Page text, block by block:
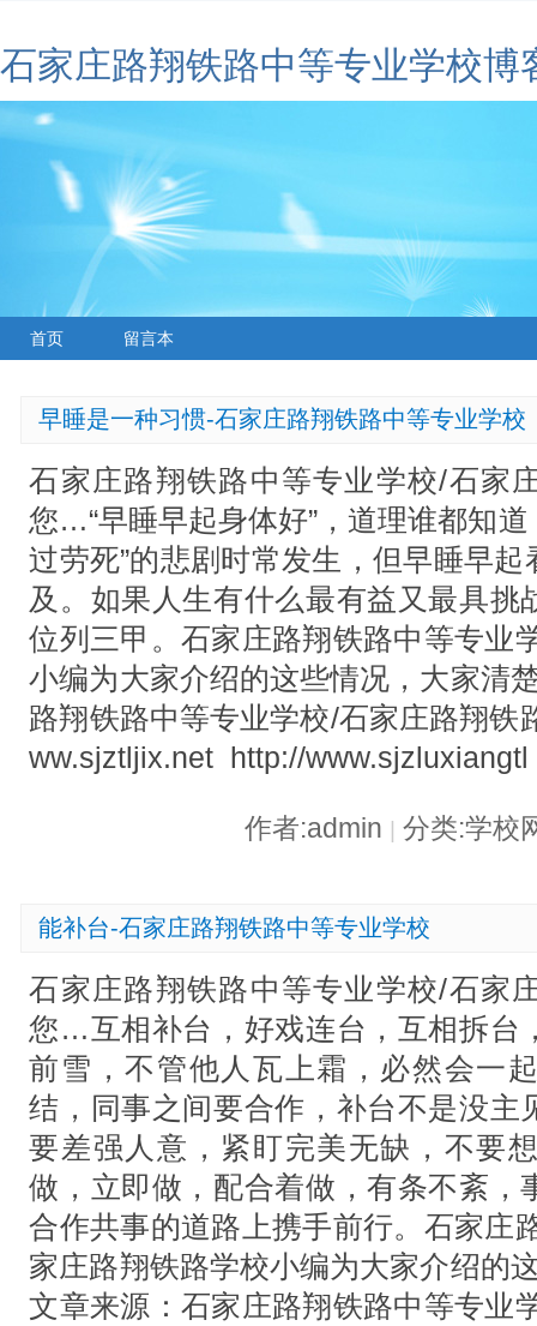
石家庄路翔铁路中等专业学校博
首页 留言本
早睡是一种习惯-石家庄路翔铁路中等专业学校
石家庄路翔铁路中等专业学校/石家
您…“早睡早起身体好”，道理谁都知
过劳死”的悲剧时常发生，但早睡早
及。如果人生有什么最有益又最具挑
位列三甲。石家庄路翔铁路中等专业
小编为大家介绍的这些情况，大家清
路翔铁路中等专业学校/石家庄路翔铁
ww.sjztljix.net http://www.sjzluxiangtl
作者:admin 分类:学校
能补台-石家庄路翔铁路中等专业学校
石家庄路翔铁路中等专业学校/石家
您…互相补台，好戏连台，互相拆台
前雪，不管他人瓦上霜，必然会一
结，同事之间要合作，补台不是没主
要差强人意，紧盯完美无缺，不要
做，立即做，配合着做，有条不紊，
合作共事的道路上携手前行。石家庄
家庄路翔铁路学校小编为大家介绍的
文章来源：石家庄路翔铁路中等专业